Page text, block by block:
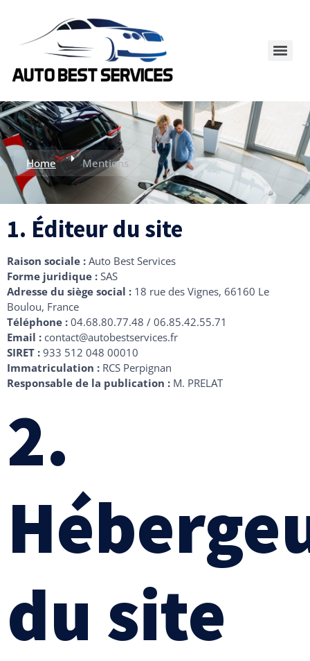
Home Mentions
1. Éditeur du site
Raison sociale : Auto Best Services
Forme juridique : SAS
Adresse du siège social : 18 rue des Vignes, 66160 Le
Boulou, France
Téléphone : 04.68.80.77.48 / 06.85.42.55.71
Email : contact@autobestservices.fr
SIRET : 933 512 048 00010
Immatriculation : RCS Perpignan
Responsable de la publication : M. PRELAT
2.
du site